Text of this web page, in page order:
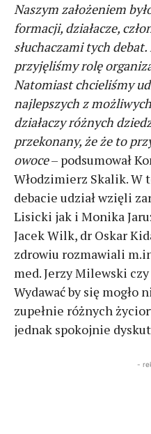
Naszym założeniem
formacji, działacze,
słuchaczami tych
przyjęliśmy rolę
Natomiast chcieliśmy
najlepszych z
działaczy różnych
przekonany, że że to
owoce– podsumował
Włodzimierz Skalik. W
debacie udział wzięli
Lisicki jak i Monika
Jacek Wilk, dr Oskar
zdrowiu rozmawiali
med. Jerzy Milewski
Wydawać by się
zupełnie różnych
jednak spokojnie
-